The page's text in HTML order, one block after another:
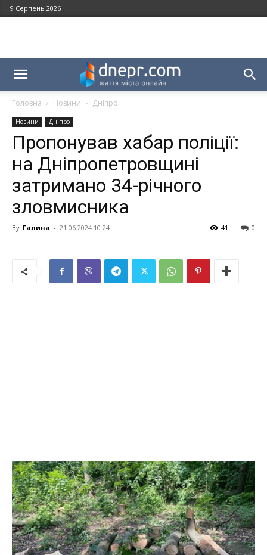
9 Серпень 2026
Головна Новини Дніпро
Новини Дніпро
Пропонував хабар поліції:
на Дніпропетровщині
затримано 34-річного
зловмисника
By Галина - 21.06.2024 10:24 0
41